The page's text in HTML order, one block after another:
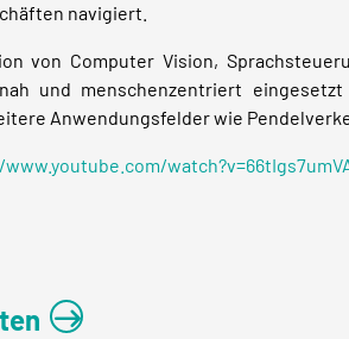
navigiert.
von Computer Vision,
und menschenzentriert
Anwendungsfelder wie